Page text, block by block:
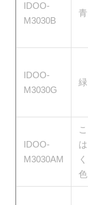
IDOO-
M3030B
青
IDOO-
M3030G
緑
IDOO-
M3030AM
こ
は
く
色